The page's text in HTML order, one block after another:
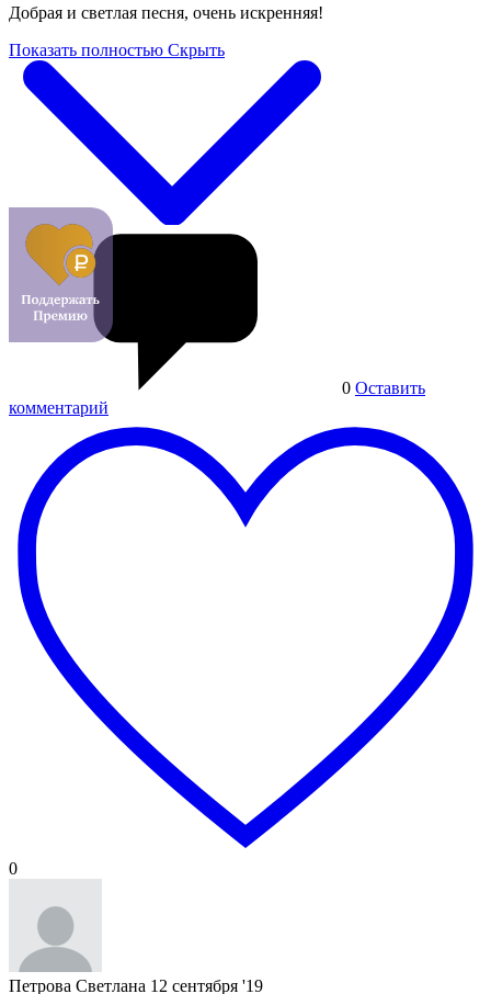
Добрая и светлая песня, очень искренняя!
Показать полностью Скрыть
0 Оставить
комментарий
0
Петрова Светлана 12 сентября '19